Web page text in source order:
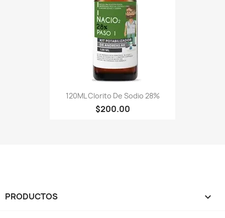
120ML Clorito De Sodio 28%
$200.00
PRODUCTOS 